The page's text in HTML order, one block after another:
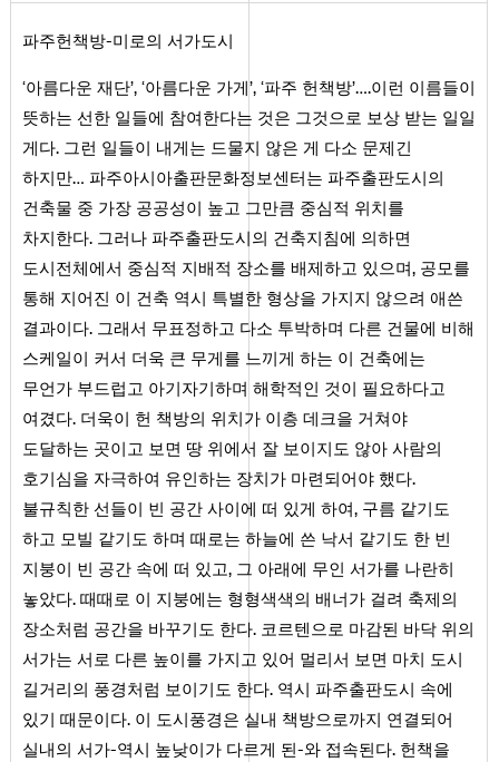
파주헌책방-미로의 서가도시
‘아름다운 재단’, ‘아름다운 가게’, ‘파주 헌책방’….이런 이름들이
뜻하는 선한 일들에 참여한다는 것은 그것으로 보상 받는 일일
게다. 그런 일들이 내게는 드물지 않은 게 다소 문제긴
하지만… 파주아시아출판문화정보센터는 파주출판도시의
건축물 중 가장 공공성이 높고 그만큼 중심적 위치를
차지한다. 그러나 파주출판도시의 건축지침에 의하면
도시전체에서 중심적 지배적 장소를 배제하고 있으며, 공모를
통해 지어진 이 건축 역시 특별한 형상을 가지지 않으려 애쓴
결과이다. 그래서 무표정하고 다소 투박하며 다른 건물에 비해
스케일이 커서 더욱 큰 무게를 느끼게 하는 이 건축에는
무언가 부드럽고 아기자기하며 해학적인 것이 필요하다고
여겼다. 더욱이 헌 책방의 위치가 이층 데크을 거쳐야
도달하는 곳이고 보면 땅 위에서 잘 보이지도 않아 사람의
호기심을 자극하여 유인하는 장치가 마련되어야 했다.
불규칙한 선들이 빈 공간 사이에 떠 있게 하여, 구름 같기도
하고 모빌 같기도 하며 때로는 하늘에 쓴 낙서 같기도 한 빈
지붕이 빈 공간 속에 떠 있고, 그 아래에 무인 서가를 나란히
놓았다. 때때로 이 지붕에는 형형색색의 배너가 걸려 축제의
장소처럼 공간을 바꾸기도 한다. 코르텐으로 마감된 바닥 위의
서가는 서로 다른 높이를 가지고 있어 멀리서 보면 마치 도시
길거리의 풍경처럼 보이기도 한다. 역시 파주출판도시 속에
있기 때문이다. 이 도시풍경은 실내 책방으로까지 연결되어
실내의 서가-역시 높낮이가 다르게 된-와 접속된다. 헌책을